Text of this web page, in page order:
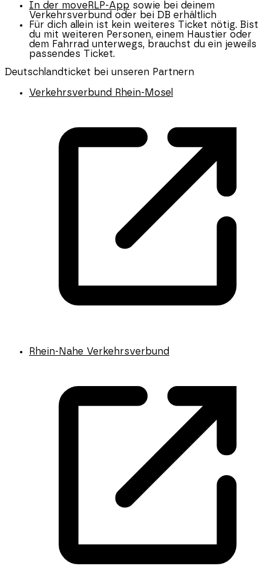
In der moveRLP-App sowie bei deinem
Verkehrsverbund oder bei DB erhältlich
Für dich allein ist kein weiteres Ticket nötig. Bist
du mit weiteren Personen, einem Haustier oder
dem Fahrrad unterwegs, brauchst du ein jeweils
passendes Ticket.
Deutschlandticket bei unseren Partnern
Verkehrsverbund Rhein-Mosel
Rhein-Nahe Verkehrsverbund